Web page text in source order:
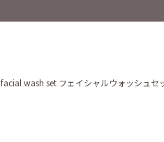
facial wash set フェイシャルウォッシュセ